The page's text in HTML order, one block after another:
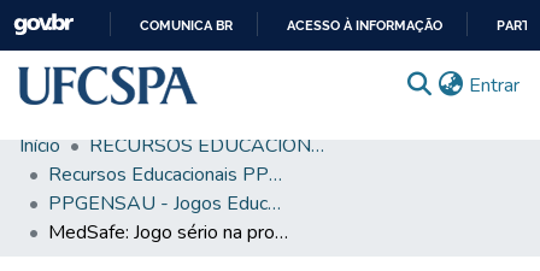
CONTEÚDO
COMUNICA BR ACESSO À INFORMAÇÃO
Entrar
Comunidades & Coleções
Busca Facetada
Início
RECURSOS EDUCACIONAIS
Recursos Educacionais PPGENSAU
PPGENSAU - Jogos Educacionais
MedSafe: Jogo sério na promoção de barreiras de segurança no preparo e administração de medicamentos.